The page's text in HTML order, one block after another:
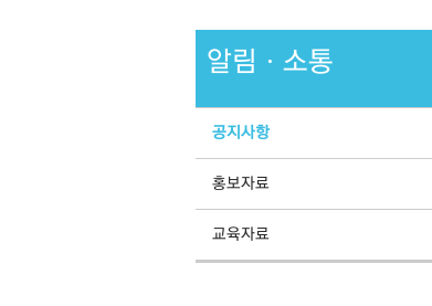
알림ㆍ소통
공지사항
홍보자료
교육자료